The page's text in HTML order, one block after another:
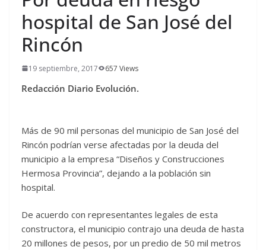
hospital de San José del
Rincón
19 septiembre, 2017 657 Views
Redacción Diario Evolución.
Más de 90 mil personas del municipio de San José del
Rincón podrían verse afectadas por la deuda del
municipio a la empresa “Diseños y Construcciones
Hermosa Provincia”, dejando a la población sin
hospital.
De acuerdo con representantes legales de esta
constructora, el municipio contrajo una deuda de hasta
20 millones de pesos, por un predio de 50 mil metros